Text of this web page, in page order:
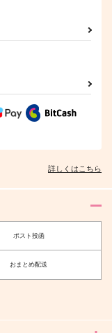
詳しくはこちら
ポスト投函
おまとめ配送